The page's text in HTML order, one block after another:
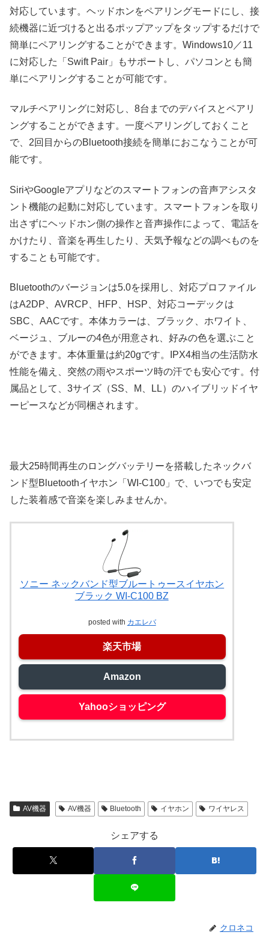
対応しています。ヘッドホンをペアリングモードにし、接
続機器に近づけると出るポップアップをタップするだけで
簡単にペアリングすることができます。Windows10／11
に対応した「Swift Pair」もサポートし、パソコンとも簡
単にペアリングすることが可能です。
マルチペアリングに対応し、8台までのデバイスとペアリ
ングすることができます。一度ペアリングしておくこと
で、2回目からのBluetooth接続を簡単におこなうことが可
能です。
SiriやGoogleアプリなどのスマートフォンの音声アシスタ
ント機能の起動に対応しています。スマートフォンを取り
出さずにヘッドホン側の操作と音声操作によって、電話を
かけたり、音楽を再生したり、天気予報などの調べものを
することも可能です。
Bluetoothのバージョンは5.0を採用し、対応プロファイル
はA2DP、AVRCP、HFP、HSP、対応コーデックは
SBC、AACです。本体カラーは、ブラック、ホワイト、
ベージュ、ブルーの4色が用意され、好みの色を選ぶこと
ができます。本体重量は約20gです。IPX4相当の生活防水
性能を備え、突然の雨やスポーツ時の汗でも安心です。付
属品として、3サイズ（SS、M、LL）のハイブリッドイヤ
ーピースなどが同梱されます。
最大25時間再生のロングバッテリーを搭載したネックバ
ンド型Bluetoothイヤホン「WI-C100」で、いつでも安定
した装着感で音楽を楽しみませんか。
ソニー ネックバンド型ブルートゥースイヤホン
ブラック WI-C100 BZ
posted with カエレバ
楽天市場
Amazon
Yahooショッピング
AV機器 AV機器 Bluetooth イヤホン ワイヤレス
シェアする
クロネコ